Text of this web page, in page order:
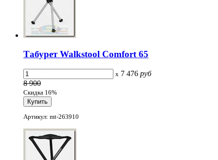
Табурет Walkstool Comfort 65
x 7 476 руб
8 900
Скидка 16%
Артикул: mt-263910